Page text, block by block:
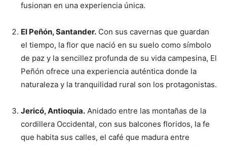
fusionan en una experiencia única.
El Peñón, Santander. Con sus cavernas que guardan
el tiempo, la flor que nació en su suelo como símbolo
de paz y la sencillez profunda de su vida campesina, El
Peñón ofrece una experiencia auténtica donde la
naturaleza y la tranquilidad rural son los protagonistas.
Jericó, Antioquia. Anidado entre las montañas de la
cordillera Occidental, con sus balcones floridos, la fe
que habita sus calles, el café que madura entre